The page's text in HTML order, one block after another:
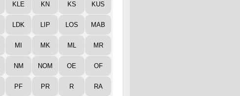
KLE KN KS KUS
LDK LIP LOS MAB
MI MK ML MR
NM NOM OE OF
PF PR R RA